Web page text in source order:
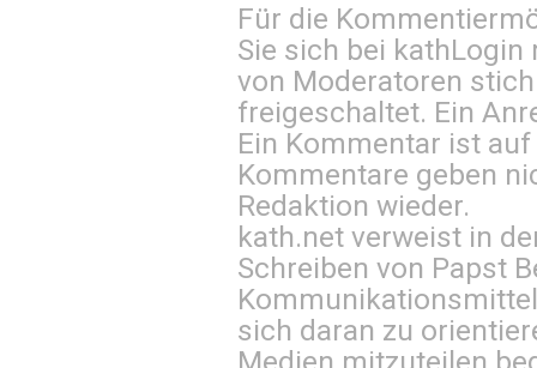
Für die
Sie sich bei kathLogin
von Moderatoren
freigeschaltet. Ein
Ein Kommentar ist
Kommentare geben
Redaktion wieder.
kath.net verweist in
Schreiben von Papst
sich daran zu